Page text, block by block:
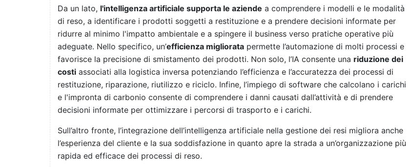
Da un lato, l'intelligenza artificiale supporta le aziende a comprendere i modelli e le modalità
di reso, a identificare i prodotti soggetti a restituzione e a prendere decisioni informate per
ridurre al minimo l'impatto ambientale e a spingere il business verso pratiche operative più
adeguate. Nello specifico, un’efficienza migliorata permette l’automazione di molti processi e
favorisce la precisione di smistamento dei prodotti. Non solo, l’IA consente una riduzione dei
costi associati alla logistica inversa potenziando l’efficienza e l’accuratezza dei processi di
restituzione, riparazione, riutilizzo e riciclo. Infine, l’impiego di software che calcolano i carichi
e l'impronta di carbonio consente di comprendere i danni causati dall’attività e di prendere
decisioni informate per ottimizzare i percorsi di trasporto e i carichi.
Sull’altro fronte, l’integrazione dell’intelligenza artificiale nella gestione dei resi migliora anche
l’esperienza del cliente e la sua soddisfazione in quanto apre la strada a un’organizzazione più
rapida ed efficace dei processi di reso.